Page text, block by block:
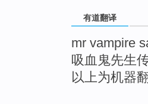
有道翻译
mr vampire
吸血鬼先生
以上为机器